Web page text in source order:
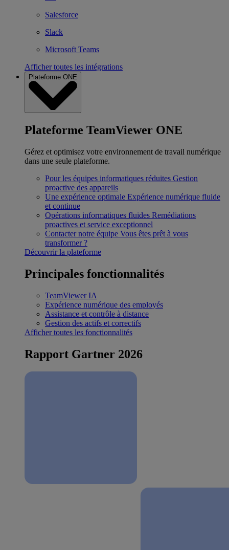
Salesforce
Slack
Microsoft Teams
Afficher toutes les intégrations
Plateforme ONE
Plateforme TeamViewer ONE
Gérez et optimisez votre environnement de travail numérique
dans une seule plateforme.
Pour les équipes informatiques réduites Gestion
proactive des appareils
Une expérience optimale Expérience numérique fluide
et continue
Opérations informatiques fluides Remédiations
proactives et service exceptionnel
Contacter notre équipe Vous êtes prêt à vous
transformer ?
Découvrir la plateforme
Principales fonctionnalités
TeamViewer IA
Expérience numérique des employés
Assistance et contrôle à distance
Gestion des actifs et correctifs
Afficher toutes les fonctionnalités
Rapport Gartner 2026